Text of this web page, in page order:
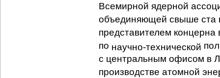
Всемирной ядерной
объединяющей свыше ста
представителем концерна
по научно-технической
с центральным офисом в
производстве атомной